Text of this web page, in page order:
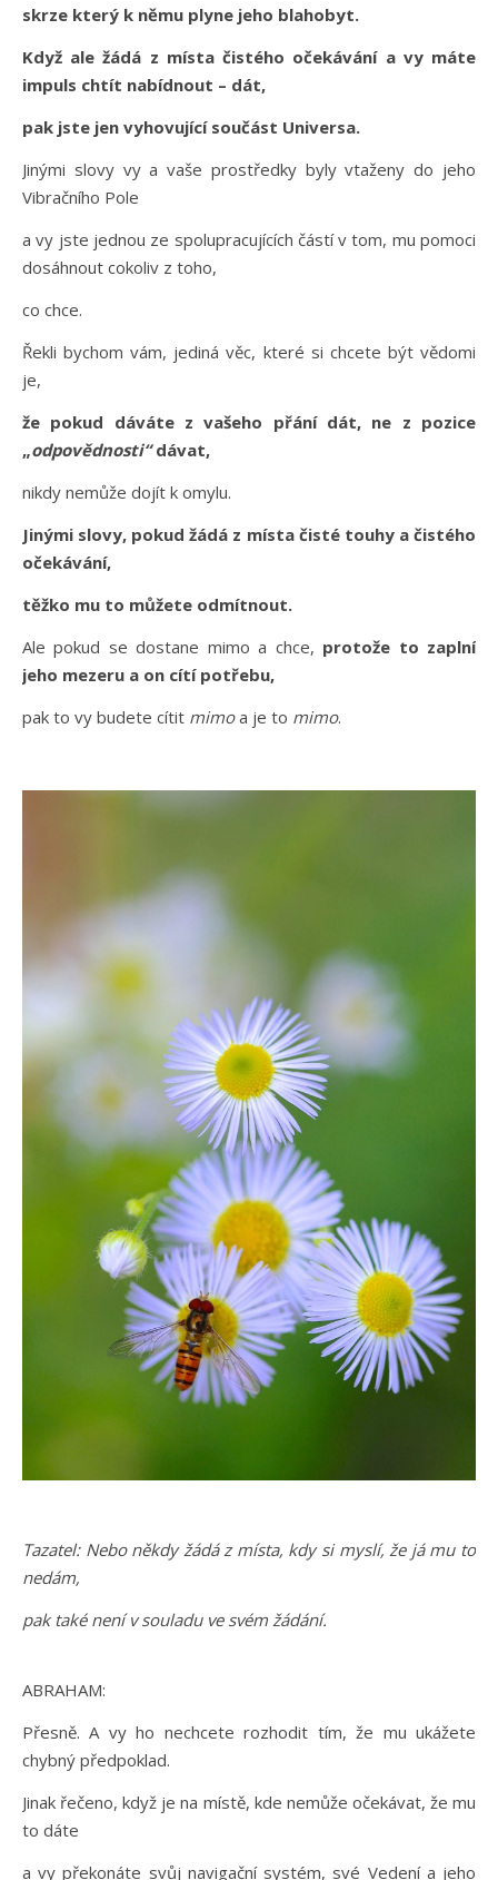
skrze který k němu plyne jeho blahobyt.
Když ale žádá z místa čistého očekávání a vy máte
impuls chtít nabídnout – dát,
pak jste jen vyhovující součást Universa.
Jinými slovy vy a vaše prostředky byly vtaženy do jeho
Vibračního Pole
a vy jste jednou ze spolupracujících částí v tom, mu pomoci
dosáhnout cokoliv z toho,
co chce.
Řekli bychom vám, jediná věc, které si chcete být vědomi
je,
že pokud dáváte z vašeho přání dát, ne z pozice
„odpovědnosti“dávat,
nikdy nemůže dojít k omylu.
Jinými slovy, pokud žádá z místa čisté touhy a čistého
očekávání,
těžko mu to můžete odmítnout.
Ale pokud se dostane mimo a chce, protože to zaplní
jeho mezeru a on cítí potřebu,
pak to vy budete cítit mimoa je to mimo.
Tazatel: Nebo někdy žádá z místa, kdy si myslí, že já mu to
nedám,
pak také není v souladu ve svém žádání.
ABRAHAM:
Přesně. A vy ho nechcete rozhodit tím, že mu ukážete
chybný předpoklad.
Jinak řečeno, když je na místě, kde nemůže očekávat, že mu
to dáte
a vy překonáte svůj navigační systém, své Vedení a jeho